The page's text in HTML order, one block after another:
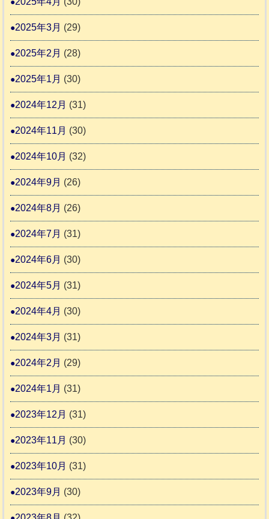
2025年3月 (29)
2025年2月 (28)
2025年1月 (30)
2024年12月 (31)
2024年11月 (30)
2024年10月 (32)
2024年9月 (26)
2024年8月 (26)
2024年7月 (31)
2024年6月 (30)
2024年5月 (31)
2024年4月 (30)
2024年3月 (31)
2024年2月 (29)
2024年1月 (31)
2023年12月 (31)
2023年11月 (30)
2023年10月 (31)
2023年9月 (30)